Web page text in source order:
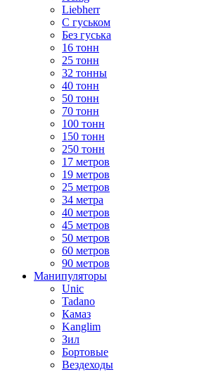
Liebherr
С гуськом
Без гуська
16 тонн
25 тонн
32 тонны
40 тонн
50 тонн
70 тонн
100 тонн
150 тонн
250 тонн
17 метров
19 метров
25 метров
34 метра
40 метров
45 метров
50 метров
60 метров
90 метров
Манипуляторы
Unic
Tadano
Камаз
Kanglim
Зил
Бортовые
Вездеходы